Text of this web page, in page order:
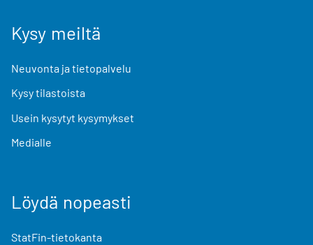
Kysy meiltä
Neuvonta ja tietopalvelu
Kysy tilastoista
Usein kysytyt kysymykset
Medialle
Löydä nopeasti
StatFin-tietokanta